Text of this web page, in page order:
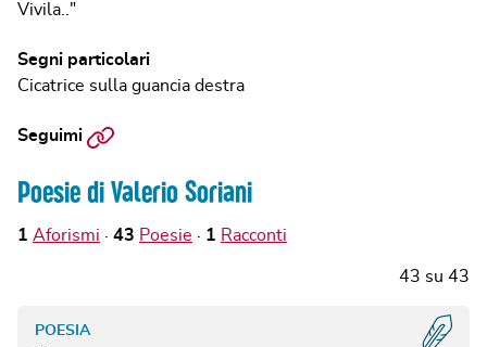
Vivila.."
Segni particolari
Cicatrice sulla guancia destra
Seguimi Sito
Poesie di Valerio Soriani
1 Aforismi 43 Poesie 1 Racconti
43 su 43
POESIA